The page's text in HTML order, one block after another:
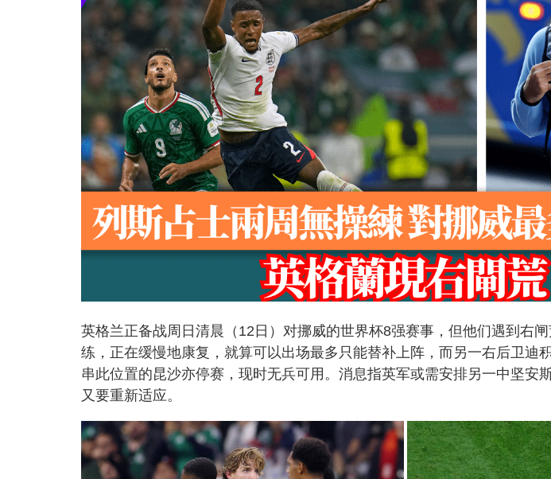
英格兰正备战周日清晨（12日）对挪威的世界杯8强赛事，但他们遇到右
练，正在缓慢地康复，就算可以出场最多只能替补上阵，而另一右后卫迪
串此位置的昆沙亦停赛，现时无兵可用。消息指英军或需安排另一中坚安
又要重新适应。